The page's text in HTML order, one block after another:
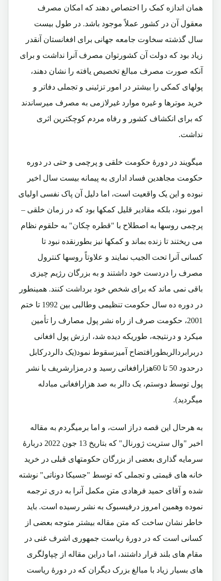
همان اندازه کمک را اختصاص دهند که امکان مصرف
معقول آن در کشور عملاً موجود باشد. در طول بیست
سال گذشته سخاوت جامعه جهانی برای افغانستان آنقدر
زیاد بود که دولت آن کشورتوان مصرف آنرا نداشت و برای
آنکه صورت مصرف مبالغ تخصیص یافته را نشان دهند،
پولهای کمکی را بیشتر در امور تزئینی و تجملی دفاتر و
خرید موترها و غیره موارد غیرلازمی به مصرف میرساندند
که برای انکشاف کشور و رفاه مردم کوچکترین اثری
نداشت.
میگویند در دورۀ حکومت خلقی و پرچمی و حتی در دوره
حکومت مجاهدین فساد اداری به پیمانه بیست سال اخیر
نبوده و این یک واقعیت است، اما دلیل آن پاک نفسی اولیای
امور نبود، بلکه مقادیر قلیل کمکها بود که در زمان خلقی –
پرچمی روسها به اصطلاح با "قطره چکان" به حلقوم نظام
می ریختند تا زنده بماند و کمکها نیز بطورنقده نبود تا
کسانی آنرا تحت الجیب نمایند و علاوتاً روسها کنترول
مصرف را دردست خود داشتند و به بزرگان رژیم چیزی
باقی نمی ماند که برای شخص خود برداشت کنند. همینطور
در دوره ده سال حکومت تنظیمی وطالبی بین 1992 تا ختم
2001، حکومت صرف از راه نشر پول مصارف را تأمین
میکرد و درنتیجه، طوریکه دیده شد، ارزش پول افغانی
دربرابردالربطورافتضاح آمیزسقوط نمود(یک دالردرکابل
درحدود 50 تا 60هزارافغانی رسید و درمزارشریف با نشر
پول توسط دوستم، یک دالر به صد هزارافغانی مبادله
میگردید).
به هرحال این قصه دراز است، و اما برمیگردم به مقاله
اخیر "وال ستریت ژورنال" که بتاریخ 13 جون 2022 دربارۀ
سرمایه گذاری بعضی از بزرگان حکومتهای قبلی در خرید
خانه های قیمتی و تجملی که توسط "جسیکا دوناتی" نوشته
شده و آقای حمید فرهادی متن مکمل آنرا به دری ترجمه
نموده وهمین امروز درفیسبوک به نشر رسیده است. باید
خاطر نشان ساخت که متن مقاله بیشتر متوجه بعضی از
کسانی است که در دورۀ ریاست جمهوری اشرف غنی در
مقام های بلند قرار داشتند، اما دراین مقاله از چپاولگری
های بسیار زیاد با مبالغ بزرک دیگران که در دورۀ ریاست